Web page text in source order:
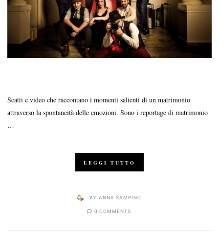
Scatti e video che raccontano i momenti salienti di un matrimonio
attraverso la spontaneità delle emozioni. Sono i reportage di matrimonio
…
LEGGI TUTTO
BY ANNA SAMPINO
0 COMMENTS